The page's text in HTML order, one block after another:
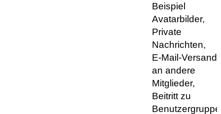
Beispiel
Avatarbilder,
Private
Nachrichten,
E-Mail-Versand
an andere
Mitglieder,
Beitritt zu